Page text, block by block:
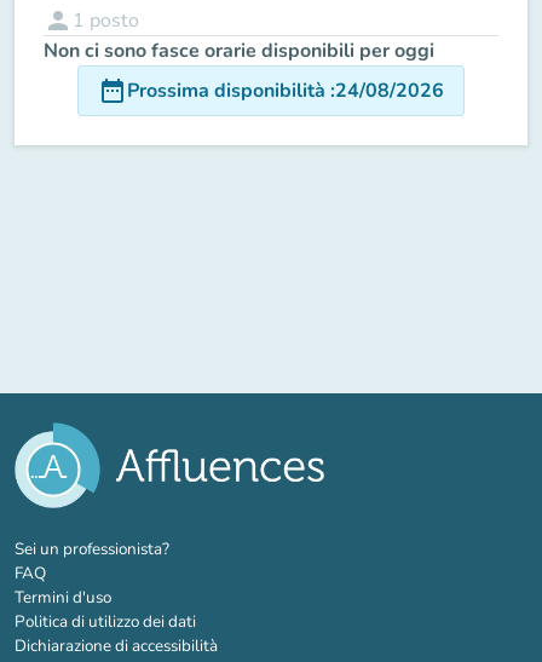
person 1 posto
Non ci sono fasce orarie disponibili per oggi
date_rangeProssima disponibilità :24/08/2026
Sei un professionista?(nuova scheda)
FAQ
Termini d'uso
Politica di utilizzo dei dati
Dichiarazione di accessibilità